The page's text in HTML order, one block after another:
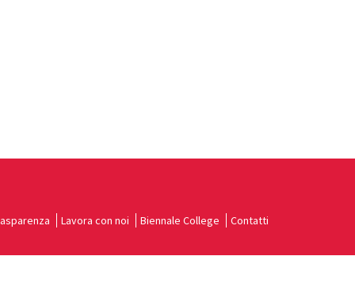
Lavora con noi Biennale College Contatti